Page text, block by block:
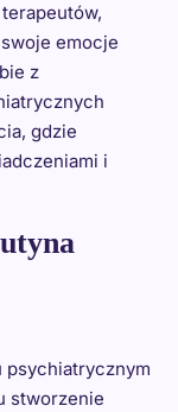
emocje
z
gdzie
i
psychiatrycznym
stworzenie